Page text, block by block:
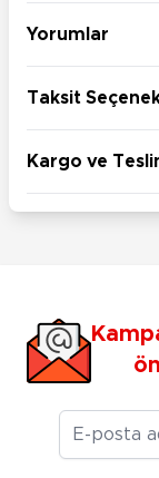
Yorumlar
Taksit
Kargo ve